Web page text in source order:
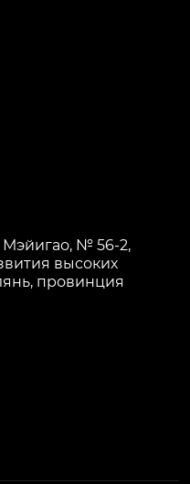
№ 56-2,
высоких
провинция